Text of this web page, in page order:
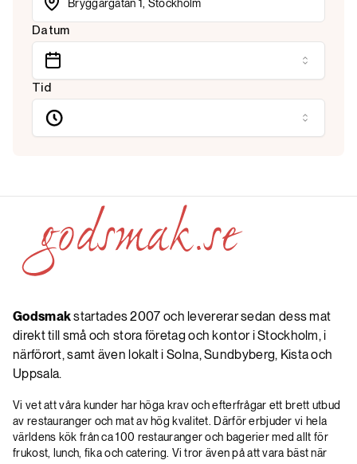
Datum
Tid
Godsmakstartades 2007 och levererar sedan dess mat
direkt till små och stora företag och kontor i Stockholm, i
närförort, samt även lokalt i Solna, Sundbyberg, Kista och
Uppsala.
Vi vet att våra kunder har höga krav och efterfrågar ett brett utbud
av restauranger och mat av hög kvalitet. Därför erbjuder vi hela
världens kök från ca 100 restauranger och bagerier med allt för
frukost, lunch, fika och catering. Vi tror även på att vara bäst när